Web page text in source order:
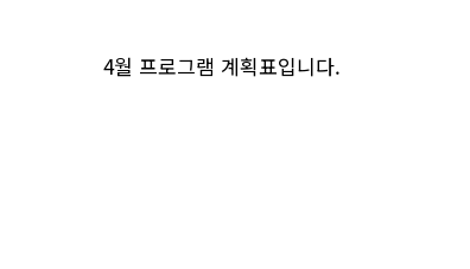
4월 프로그램 계획표입니다.